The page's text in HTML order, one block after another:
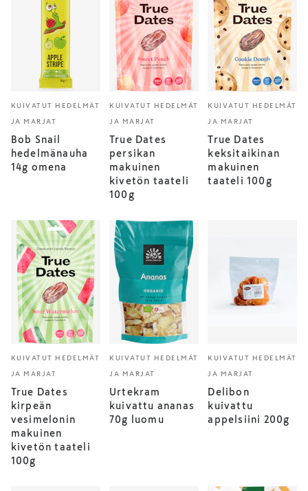
KUIVATUT HEDELMÄT
JA MARJAT
Bob Snail
hedelmänauha
14g omena
KUIVATUT HEDELMÄT
JA MARJAT
True Dates
persikan
makuinen
kivetön taateli
100g
KUIVATUT HEDELMÄT
JA MARJAT
True Dates
keksitaikinan
makuinen
taateli 100g
KUIVATUT HEDELMÄT
JA MARJAT
True Dates
kirpeän
vesimelonin
makuinen
kivetön taateli
100g
KUIVATUT HEDELMÄT
JA MARJAT
Urtekram
kuivattu ananas
70g luomu
KUIVATUT HEDELMÄT
JA MARJAT
Delibon
kuivattu
appelsiini 200g